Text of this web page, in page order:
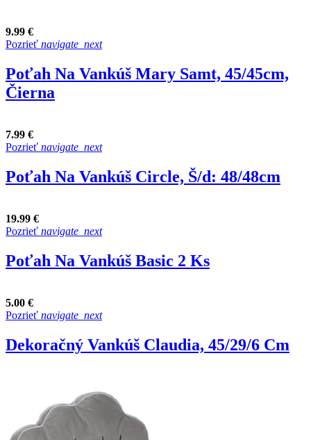
9.99 €
Pozrieť navigate_next
Poťah Na Vankúš Mary Samt, 45/45cm,
Čierna
7.99 €
Pozrieť navigate_next
Poťah Na Vankúš Circle, Š/d: 48/48cm
19.99 €
Pozrieť navigate_next
Poťah Na Vankúš Basic 2 Ks
5.00 €
Pozrieť navigate_next
Dekoračný Vankúš Claudia, 45/29/6 Cm